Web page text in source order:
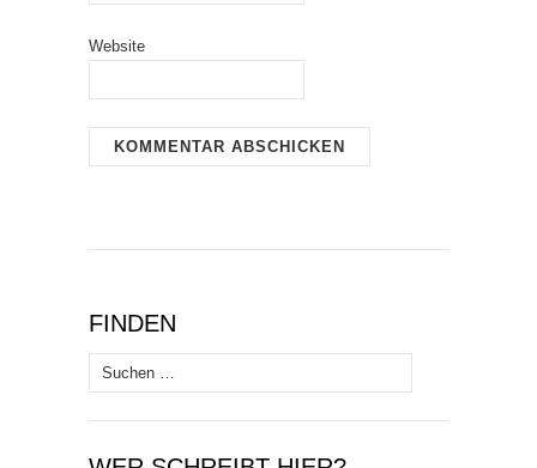
Website
FINDEN
Suchen
nach: